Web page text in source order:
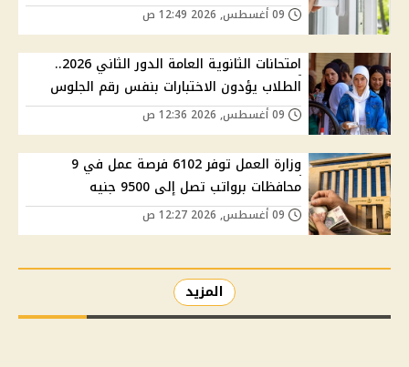
امتحانات الثانوية العامة الدور الثاني 2026..
الطلاب يؤدون الاختبارات بنفس رقم الجلوس
وزارة العمل توفر 6102 فرصة عمل في 9
محافظات برواتب تصل إلى 9500 جنيه
المزيد